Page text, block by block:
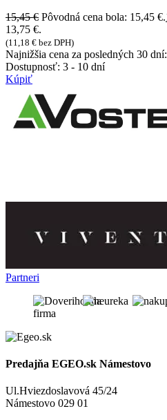
15,45€ Pôvodná cena bola: 15,45 €.
13,75 €.
(11,18 € bez DPH)
Najnižšia cena za posledných 30 dní:
Dostupnosť: 3 - 10 dní
Kúpiť
Partneri
Predajňa EGEO.sk Námestovo
Ul.Hviezdoslavová 45/24
Námestovo 029 01